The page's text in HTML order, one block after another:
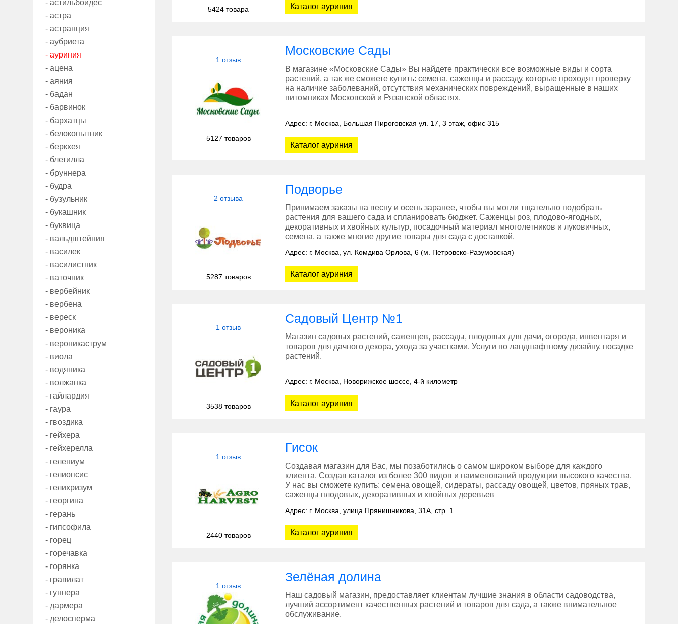
- астильбоидес
- астра
- астранция
- аубриета
- ауриния
- ацена
- аяния
- бадан
- барвинок
- бархатцы
- белокопытник
- беркхея
- блетилла
- бруннера
- будра
- бузульник
- букашник
- буквица
- вальдштейния
- василек
- василистник
- ваточник
- вербейник
- вербена
- вереск
- вероника
- вероникаструм
- виола
- водяника
- волжанка
- гайлардия
- гаура
- гвоздика
- гейхера
- гейхерелла
- гелениум
- гелиопсис
- гелихризум
- георгина
- герань
- гипсофила
- горец
- горечавка
- горянка
- гравилат
- гуннера
- дармера
- делосперма
5424 товара Каталог ауриния
1 отзыв
5127 товаров
Московские Сады
В магазине «Московские Сады» Вы найдете практически все возможные виды и сорта
растений, а так же сможете купить: семена, саженцы и рассаду, которые проходят проверку
на наличие заболеваний, отсутствия механических повреждений, выращенные в наших
питомниках Московской и Рязанской областях.
Адрес: г. Москва, Большая Пироговская ул. 17, 3 этаж, офис 315
Каталог ауриния
2 отзыва
5287 товаров
Подворье
Принимаем заказы на весну и осень заранее, чтобы вы могли тщательно подобрать
растения для вашего сада и спланировать бюджет. Саженцы роз, плодово-ягодных,
декоративных и хвойных культур, посадочный материал многолетников и луковичных,
семена, а также многие другие товары для сада с доставкой.
Адрес: г. Москва, ул. Комдива Орлова, 6 (м. Петровско-Разумовская)
Каталог ауриния
1 отзыв
3538 товаров
Садовый Центр №1
Магазин садовых растений, саженцев, рассады, плодовых для дачи, огорода, инвентаря и
товаров для дачного декора, ухода за участками. Услуги по ландшафтному дизайну, посадке
растений.
Адрес: г. Москва, Новорижское шоссе, 4-й километр
Каталог ауриния
1 отзыв
2440 товаров
Гисок
Создавая магазин для Вас, мы позаботились о самом широком выборе для каждого
клиента. Создав каталог из более 300 видов и наименований продукции высокого качества.
У нас вы сможете купить: семена овощей, сидераты, рассаду овощей, цветов, пряных трав,
саженцы плодовых, декоративных и хвойных деревьев
Адрес: г. Москва, улица Прянишникова, 31А, стр. 1
Каталог ауриния
1 отзыв
Зелёная долина
Наш садовый магазин, предоставляет клиентам лучшие знания в области садоводства,
лучший ассортимент качественных растений и товаров для сада, а также внимательное
обслуживание.